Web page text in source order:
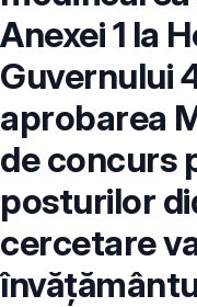
Anexei 1 la
Guvernului
aprobarea
de concurs
posturilor
cercetare